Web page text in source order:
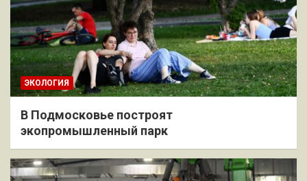
ЭКОЛОГИЯ
В Подмосковье построят
экопромышленный парк